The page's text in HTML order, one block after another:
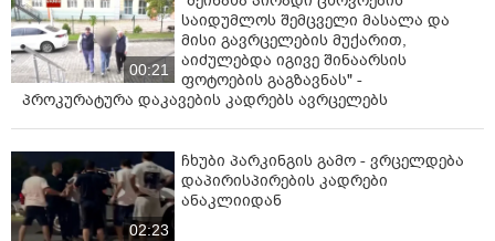
00:21
საიდუმლოს შემცველი მასალა და
მისი გავრცელების მუქარით,
აიძულებდა იგივე შინაარსის
ფოტოების გაგზავნას" -
პროკურატურა დაკავების კადრებს ავრცელებს
02:23
ჩხუბი პარკინგის გამო - ვრცელდება
დაპირისპირების კადრები
ანაკლიიდან